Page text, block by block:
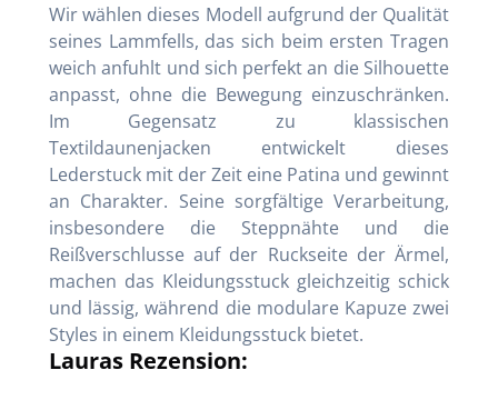
Wir wählen dieses Modell aufgrund der Qualität
seines Lammfells, das sich beim ersten Tragen
weich anfuhlt und sich perfekt an die Silhouette
anpasst, ohne die Bewegung einzuschränken.
Im Gegensatz zu klassischen
Textildaunenjacken entwickelt dieses
Lederstuck mit der Zeit eine Patina und gewinnt
an Charakter. Seine sorgfältige Verarbeitung,
insbesondere die Steppnähte und die
Reißverschlusse auf der Ruckseite der Ärmel,
machen das Kleidungsstuck gleichzeitig schick
und lässig, während die modulare Kapuze zwei
Styles in einem Kleidungsstuck bietet.
Lauras Rezension: